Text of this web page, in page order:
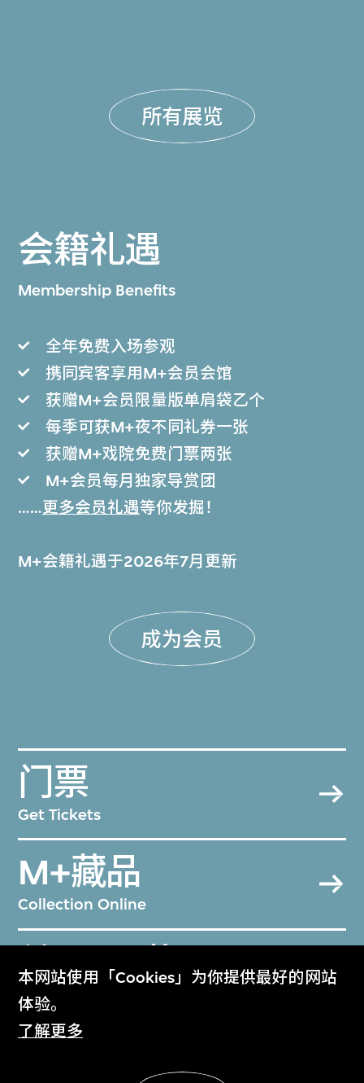
本网站使用「Cookies」为你提供最好的网站
体验。
了解更多
所有展览
会籍礼遇
Membership Benefits
全年免费入场参观
携同宾客享用M+会员会馆
获赠M+会员限量版单肩袋乙个
每季可获M+夜不同礼券一张
获赠M+戏院免费门票两张
M+会员每月独家导赏团
……更多会员礼遇等你发掘！
M+会籍礼遇于2026年7月更新
成为会员
门票
Get Tickets
M+藏品
Collection Online
关于M+藏品
About the Collection
M+杂志